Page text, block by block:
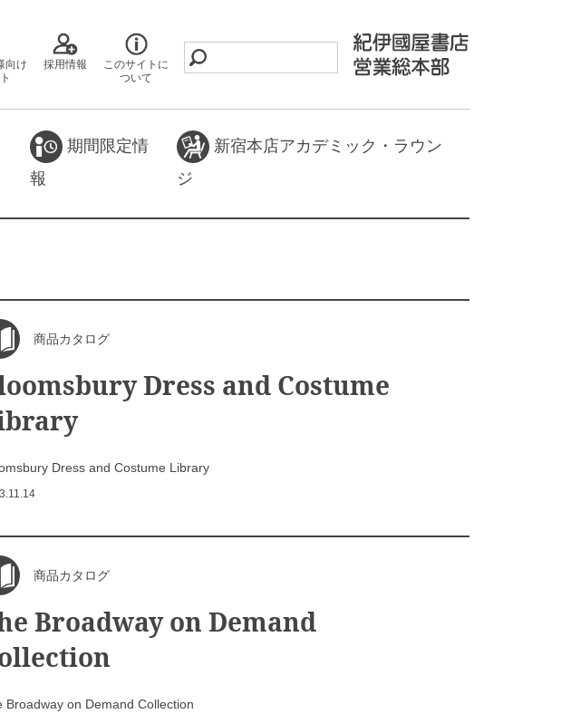
向け
採用情報
このサイトに
ついて
期間限定情
報
新宿本店アカデミック・ラウン
ジ
商品カタログ
Dress and Costume
Dress and Costume Library
商品カタログ
Broadway on Demand
Broadway on Demand Collection